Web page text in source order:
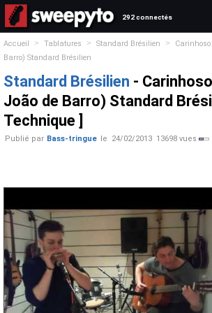
292 connectés
Accueil > Tablatures > Standard Brésilien >
Barro) Standard Brésilien
Standard Brésilien -
João de Barro) Standard
Technique ]
Publié par Bass-tringue le 24/02/2013 13698 vues